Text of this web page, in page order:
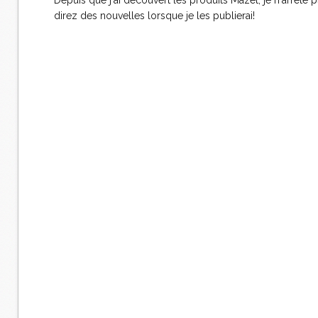
direz des nouvelles lorsque je les publierai!